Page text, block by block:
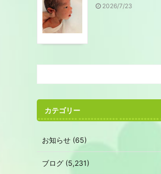
2026/7/23
カテゴリー
お知らせ (65)
ブログ (5,231)